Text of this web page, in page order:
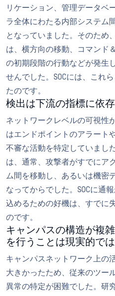
リケーション、管理データベ
ラ全体にわたる内部システム
となっていました。そのため
は、横方向の移動、コマンド
の初期段階の行動などが発生
せんでした。SOCには、これ
たのです。
検出は下流の指標に依
ネットワークレベルの可視性
はエンドポイントのアラート
不審な活動を特定していまし
は、通常、攻撃者がすでにア
ム間を移動し、あるいは機密
なってからでした。SOCに通
込めるための好機は、すでに
のです。
キャンパスの構造が複
を行うことは現実的で
キャンパスネットワーク上の
大きかったため、従来のツー
異常の特定が困難でした。研